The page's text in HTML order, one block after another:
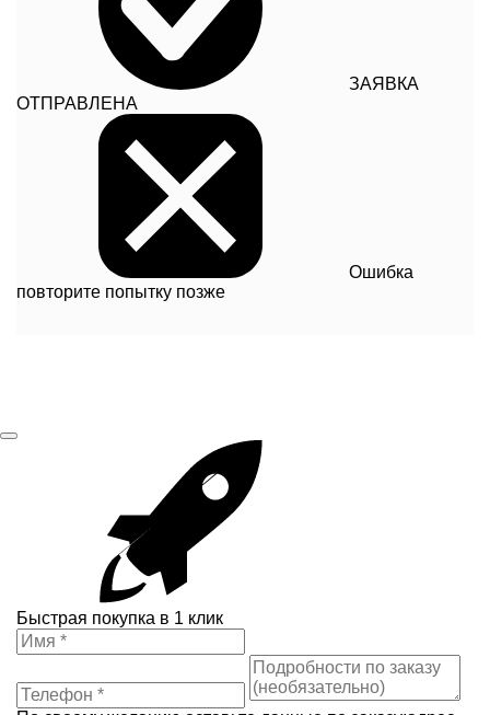
ЗАЯВКА
ОТПРАВЛЕНА
Ошибка
повторите попытку позже
Быстрая покупка в 1 клик